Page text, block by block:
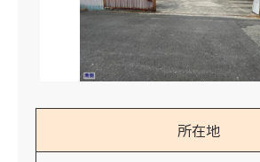
所在地